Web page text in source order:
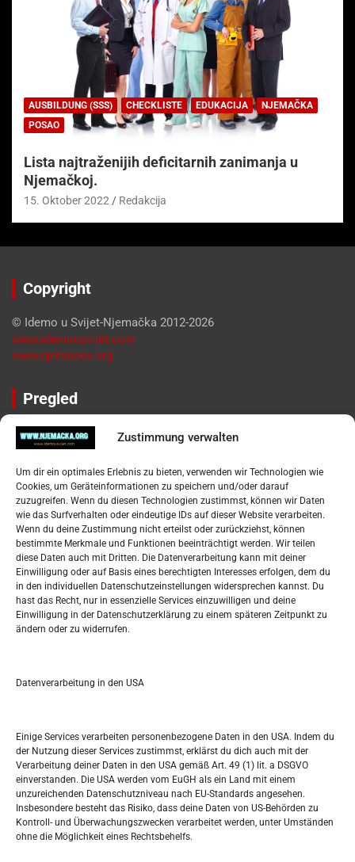
Zustimmung verwalten
Um dir ein optimales Erlebnis zu bieten, verwenden wir Technologien wie
Cookies, um Geräteinformationen zu speichern und/oder darauf
zuzugreifen. Wenn du diesen Technologien zustimmst, können wir Daten
wie das Surfverhalten oder eindeutige IDs auf dieser Website verarbeiten.
Wenn du deine Zustimmung nicht erteilst oder zurückziehst, können
bestimmte Merkmale und Funktionen beeinträchtigt werden. Wir teilen
diese Daten auch mit Dritten. Die Datenverarbeitung kann mit deiner
Einwilligung oder auf Basis eines berechtigten Interesses erfolgen, dem du
in den individuellen Datenschutzeinstellungen widersprechen kannst. Du
hast das Recht, nur in essenzielle Services einzuwilligen und deine
Einwilligung in der Datenschutzerklärung zu einem späteren Zeitpunkt zu
ändern oder zu widerrufen.
Datenverarbeitung in den USA
Einige Services verarbeiten personenbezogene Daten in den USA. Indem du
der Nutzung dieser Services zustimmst, erklärst du dich auch mit der
Verarbeitung deiner Daten in den USA gemäß Art. 49 (1) lit. a DSGVO
einverstanden. Die USA werden vom EuGH als ein Land mit einem
unzureichenden Datenschutzniveau nach EU-Standards angesehen.
Insbesondere besteht das Risiko, dass deine Daten von US-Behörden zu
Kontroll- und Überwachungszwecken verarbeitet werden, unter Umständen
ohne die Möglichkeit eines Rechtsbehelfs.
AUSBILDUNG (SSS) CHECKLISTE EDUKACIJA
NJEMAČKA
POSAO
Lista najtraženijih deficitarnih zanimanja u
Njemačkoj.
15. Oktober 2022 Redakcija
Copyright
© Idemo u Svijet-Njemačka 2012-2026
www.idemousvijet.com
www.njemacka.org
Pregled
Impressum
Datenschutzerklärung
Widerufsbelehrung
Oglašavanje / Postavite svoj oglas
Tko je “Idemo u Svijet – Njemačka?
Pretražite stranicu:
S
e
a
h
M D M D F S S
1
3 4 5 6 7 8
10 11 12 13 14 15 16